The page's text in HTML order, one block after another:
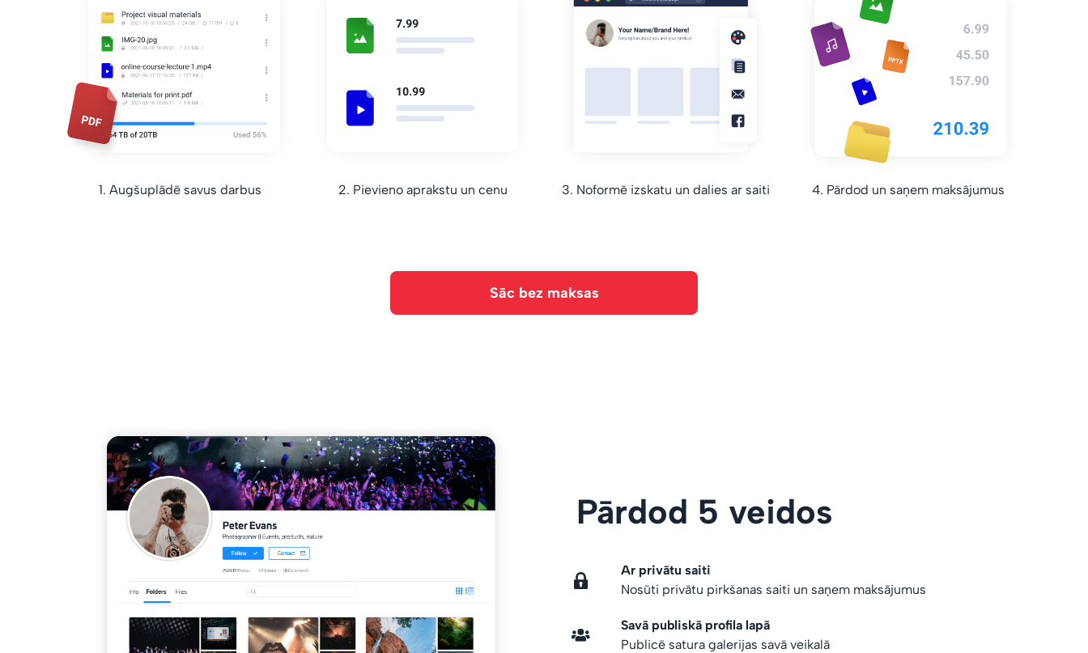
1. Augšuplādē savus darbus 2. Pievieno aprakstu un cenu 3. Noformē izskatu un dalies ar saiti 4. Pārdod un saņem maksājumus
Sāc bez maksas
Pārdod 5 veidos
Ar privātu saiti
Nosūti privātu pirkšanas saiti un saņem maksājumus
Savā publiskā profila lapā
Publicē satura galerijas savā veikalā